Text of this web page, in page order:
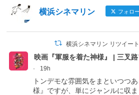
横浜シネマリン フォロー
横浜シネマリン リツイー
映画『軍服を着た神様』 | 三叉
·
19h
トンデモな雰囲気をまといつつ
様』ですが、単にジャンルに収